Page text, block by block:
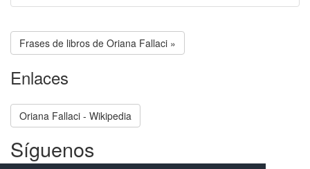
Frases de libros de Oriana Fallaci »
Enlaces
Oriana Fallaci - Wikipedia
Síguenos